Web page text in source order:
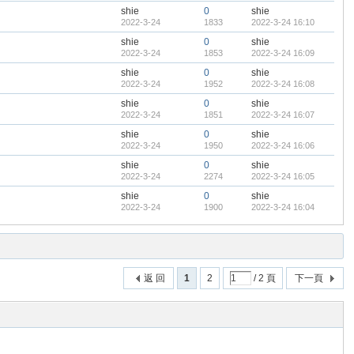
shie
2022-3-24
0
1833
shie
2022-3-24 16:10
shie
2022-3-24
0
1853
shie
2022-3-24 16:09
shie
2022-3-24
0
1952
shie
2022-3-24 16:08
shie
2022-3-24
0
1851
shie
2022-3-24 16:07
shie
2022-3-24
0
1950
shie
2022-3-24 16:06
shie
2022-3-24
0
2274
shie
2022-3-24 16:05
shie
2022-3-24
0
1900
shie
2022-3-24 16:04
1 2 / 2 頁 下一頁
返 回